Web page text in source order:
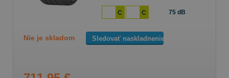
C C 75 dB
Nie je skladom Sledovať naskladnenie